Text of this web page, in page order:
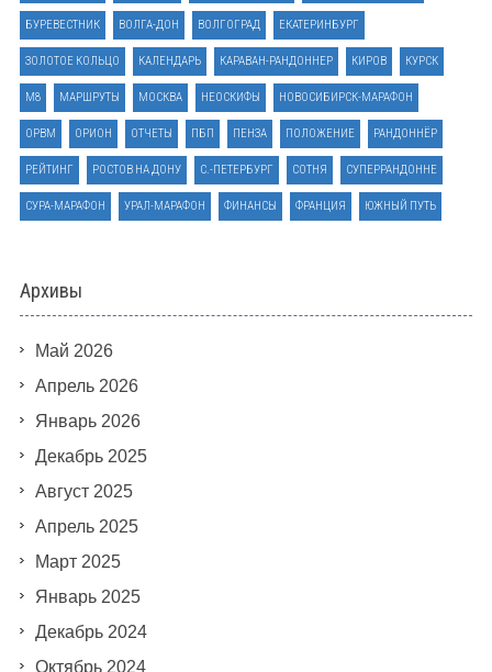
БУРЕВЕСТНИК ВОЛГА-ДОН ВОЛГОГРАД ЕКАТЕРИНБУРГ
ЗОЛОТОЕ КОЛЬЦО КАЛЕНДАРЬ КАРАВАН-РАНДОННЕР КИРОВ КУРСК
М8 МАРШРУТЫ МОСКВА НЕОСКИФЫ НОВОСИБИРСК-МАРАФОН
ОРВМ ОРИОН ОТЧЕТЫ ПБП ПЕНЗА ПОЛОЖЕНИЕ РАНДОННЁР
РЕЙТИНГ РОСТОВ НА ДОНУ С.-ПЕТЕРБУРГ СОТНЯ СУПЕРРАНДОННЕ
СУРА-МАРАФОН УРАЛ-МАРАФОН ФИНАНСЫ ФРАНЦИЯ ЮЖНЫЙ ПУТЬ
Архивы
Май 2026
Апрель 2026
Январь 2026
Декабрь 2025
Август 2025
Апрель 2025
Март 2025
Январь 2025
Декабрь 2024
Октябрь 2024